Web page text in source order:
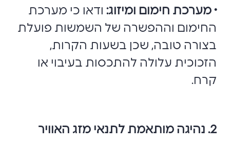
• מערכת חימום ומיזוג: ודאו כי מערכת
החימום וההפשרה של השמשות פועלת
בצורה טובה, שכן בשעות הקרות,
הזכוכית עלולה להתכסות בעיבוי או
קרח.
2. נהיגה מותאמת לתנאי מזג האוויר